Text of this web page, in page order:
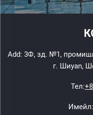
Add: 3Ф, зд. №1,
г. Шиyan,
Тел:
Имейл: